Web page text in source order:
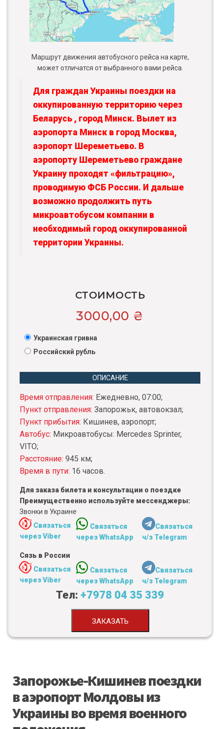
Маршрут движения автобусного рейса на карте,
может отличатся от выбранного вами рейса.
Для граждан Украины поездки на
оккупированную территорию через
Беларусь , город Минск. Вылет из
аэропорта Минск в город Москва,
аэропорт Шереметьево. В
аэропорту Шереметьево граждане
Украину проходят «фильтрацию»,
проводимую ФСБ России. И дальше
возможно продолжить путь
микроавтобусом компании в
необходимый город оккупированной
территории Украины.
СТОИМОСТЬ
3000,00 ₴
Украинская гривна
Российский рубль
ОПИСАНИЕ
Время отправления: Ежедневно, 07:00;
Пункт отправления: Запорожьк, автовокзал;
Пункт прибытия: Кишинев, аэропорт;
Автобус: Микроавтобусы: Mercedes Sprinter,
VITO;
Расстояние: 945 км;
Время в пути: 16 часов.
Для заказа билета и консультации о поездке
Преимущественно используйте мессенджеры:
Звонки в Украине
Связаться
через Viber
Связаться
через WhatsApp
Связаться
ч/з Telegram
Сязь в России
Связаться
через Viber
Связаться
через WhatsApp
Связаться
ч/з Telegram
Тел: +7978 04 35 339
ЗАКАЗАТЬ
Запорожье-Кишинев поездки
в аэропорт Молдовы из
Украины во время военного